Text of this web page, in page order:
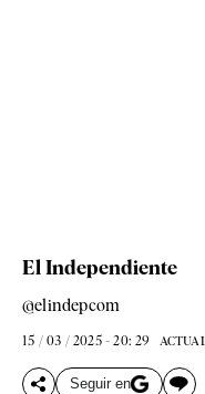
El Independiente
@elindepcom
15 / 03 / 2025 - 20: 29
Seguir en